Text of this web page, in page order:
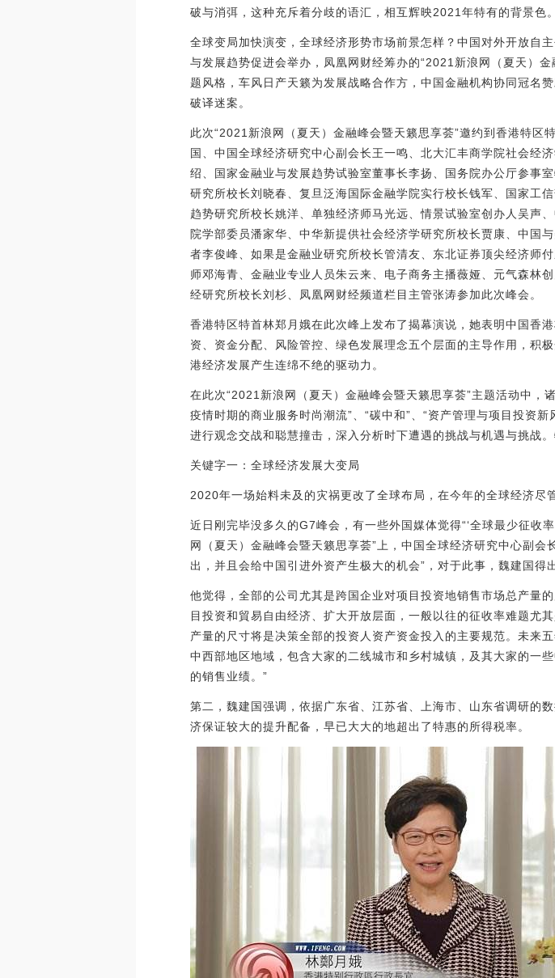
破与消弭，这种充斥着分歧的语汇，相互辉映2021年特有的背景色。
全球变局加快演变，全球经济形势市场前景怎样？中国对外开放自
与发展趋势促进会举办，凤凰网财经筹办的“2021新浪网（夏天）
题风格，车风日产天籁为发展战略合作方，中国金融机构协同冠名
破译迷案。
此次“2021新浪网（夏天）金融峰会暨天籁思享荟”邀约到香港特
国、中国全球经济研究中心副会长王一鸣、北大汇丰商学院社会经
绍、国家金融业与发展趋势试验室董事长李扬、国务院办公厅参事
研究所校长刘晓春、复旦泛海国际金融学院实行校长钱军、国家工
趋势研究所校长姚洋、单独经济师马光远、情景试验室创办人吴声
院学部委员潘家华、中华新提供社会经济学研究所校长贾康、中国
者李俊峰、如果是金融业研究所校长管清友、东北证券顶尖经济师
师邓海青、金融业专业人员朱云来、电子商务主播薇娅、元气森林
经研究所校长刘杉、凤凰网财经频道栏目主管张涛参加此次峰会。
香港特区特首林郑月娥在此次峰上发布了揭幕演说，她表明中国香
资、资金分配、风险管控、绿色发展理念五个层面的主导作用，积
港经济发展产生连绵不绝的驱动力。
在此次“2021新浪网（夏天）金融峰会暨天籁思享荟”主题活动中，
疫情时期的商业服务时尚潮流”、“碳中和”、“资产管理与项目投资
进行观念交战和聪慧撞击，深入分析时下遭遇的挑战与机遇与挑战
关键字一：全球经济发展大变局
2020年一场始料未及的灾祸更改了全球布局，在今年的全球经济尽
近日刚完毕没多久的G7峰会，有一些外国媒体觉得“‘全球最少征收
网（夏天）金融峰会暨天籁思享荟”上，中国全球经济研究中心副
出，并且会给中国引进外资产生极大的机会”，对于此事，魏建国得
他觉得，全部的公司尤其是跨国企业对项目投资地销售市场总产量
目投资和貿易自由经济、扩大开放层面，一般以往的征收率难题尤
产量的尺寸将是决策全部的投资人资产资金投入的主要规范。未来
中西部地区地域，包含大家的二线城市和乡村城镇，及其大家的一
的销售业绩。”
第二，魏建国强调，依据广东省、江苏省、上海市、山东省调研的
济保证较大的提升配备，早已大大的地超出了特惠的所得税率。